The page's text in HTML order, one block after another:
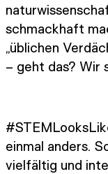
schmackhaft
„üblichen
– geht das? Wir
einmal anders.
vielfältig und